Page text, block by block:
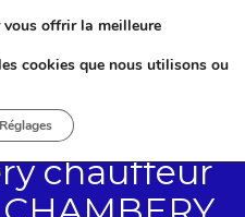
chauffeur
offrir la meilleure
cookies que nous utilisons ou
Réglages